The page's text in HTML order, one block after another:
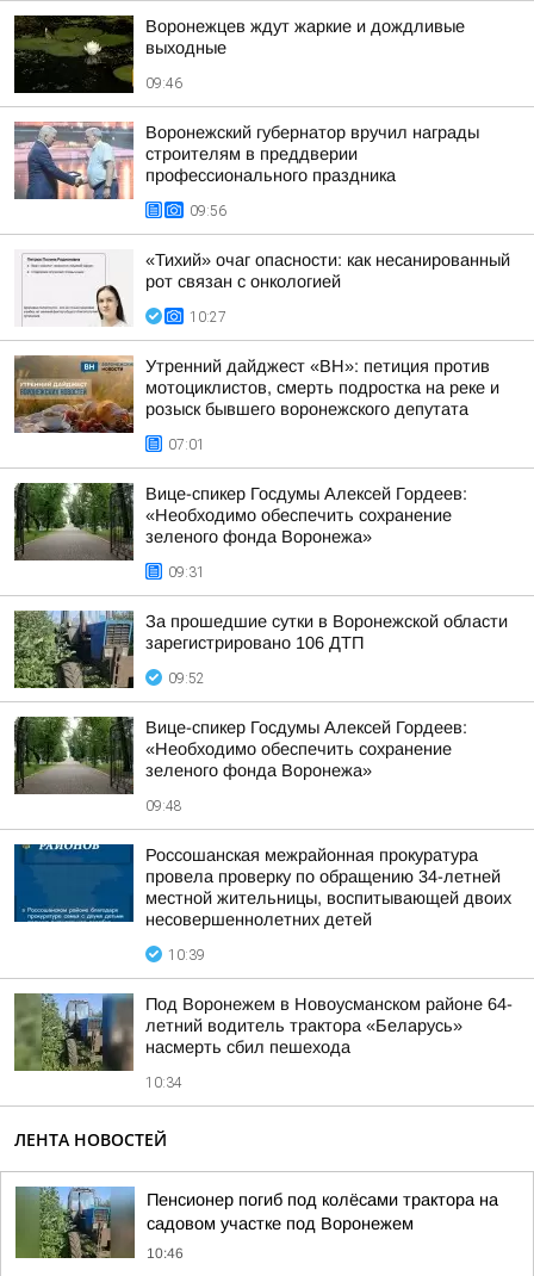
Воронежцев ждут жаркие и дождливые
выходные
09:46
Воронежский губернатор вручил награды
строителям в преддверии
профессионального праздника
09:56
«Тихий» очаг опасности: как несанированный
рот связан с онкологией
10:27
Утренний дайджест «ВН»: петиция против
мотоциклистов, смерть подростка на реке и
розыск бывшего воронежского депутата
07:01
Вице-спикер Госдумы Алексей Гордеев:
«Необходимо обеспечить сохранение
зеленого фонда Воронежа»
09:31
За прошедшие сутки в Воронежской области
зарегистрировано 106 ДТП
09:52
Вице-спикер Госдумы Алексей Гордеев:
«Необходимо обеспечить сохранение
зеленого фонда Воронежа»
09:48
Россошанская межрайонная прокуратура
провела проверку по обращению 34-летней
местной жительницы, воспитывающей двоих
несовершеннолетних детей
10:39
Под Воронежем в Новоусманском районе 64-
летний водитель трактора «Беларусь»
насмерть сбил пешехода
10:34
ЛЕНТА НОВОСТЕЙ
Пенсионер погиб под колёсами трактора на
садовом участке под Воронежем
10:46